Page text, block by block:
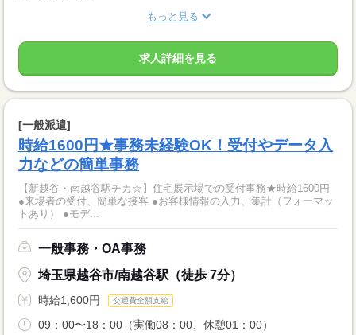
もっと見る
求人詳細を見る
[一般派遣]
時給1600円★事務未経験OK！受付やデータ入
力などの簡単事務
【新越谷・南越谷駅チカ☆】住宅展示場での受付事務★時給1600円
●来場者の受付、簡単な接客 ●お客様情報の入力、集計（フォーマッ
トあり） ●モデ...
一般事務・OA事務
埼玉県越谷市/南越谷駅（徒歩 7分）
時給1,600円 交通費全額支給
09：00〜18：00（実働08：00、休憩01：00）